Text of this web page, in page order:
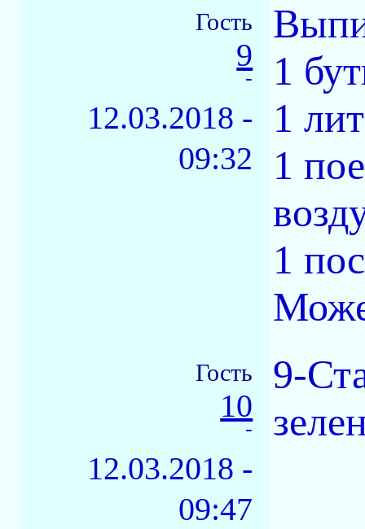
Гость
9
-
12.03.2018 -
09:32
1
1
1
1
Гость
10
-
12.03.2018 -
09:47
9-